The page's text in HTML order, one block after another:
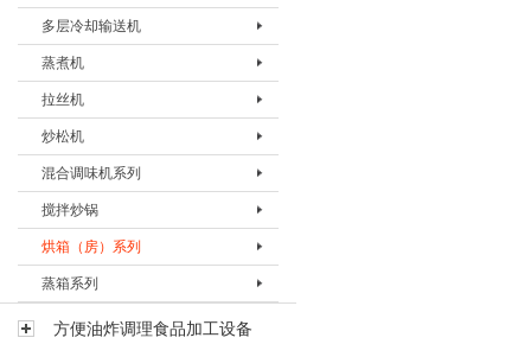
肉丸机BRWJ-500
肉丸漂烫机BWTJ-800Z
肉丸冷却机BWLJ- 500/800
多层冷却输送机
多层冷却输送机BLQJ-DL
蒸煮机
蒸煮机BZZJ-I
拉丝机
拉丝机BLSJ-I
炒松机
炒松机BCSJ-I
混合调味机系列
混合调味机BHHJ-60
混合调味机BHHJ-200
混合调味机BHHJ-600
搅拌炒锅
搅拌炒锅 BJCG-200
烘箱（房）系列
烘箱BHX-I
烘箱BHX-II
蒸箱系列
蒸箱 BZX-I
方便油炸调理食品加工设备